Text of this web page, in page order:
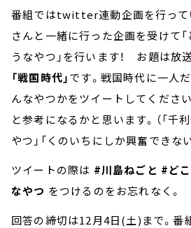
番組ではtwitter連動企画を行って
さんと一緒に行った企画を受けて
うなやつ」を行います！ お題は放
「戦国時代」です。戦国時代に一人
んなやつかをツイートしてくださ
と参考になるかと思います。（「千
やつ」「くのいちにしか興奮できない
ツイートの際は #川島ねごと #ど
なやつ をつけるのをお忘れなく。
回答の締切は12月4日(土)まで。番